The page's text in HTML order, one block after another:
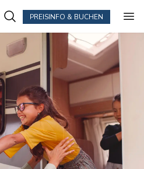
PREISINFO & BUCHEN